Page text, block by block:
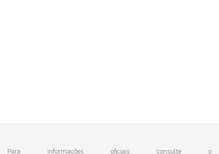
Para informações oficiais consulte o